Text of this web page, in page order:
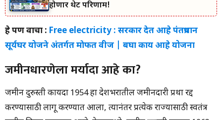
होणार थेट परिणाम!
हे पण वाचा : Free electricity : सरकार देत आहे पंतप्रधान
सूर्यघर योजने अंतर्गत माेफत वीज | बघा काय आहे योजना
जमीनधारणेला मर्यादा आहे का?
जमीन दुरुस्ती कायदा 1954 हा देशभरातील जमीनदारी प्रथा रद्द
करण्यासाठी लागू करण्यात आला, त्यानंतर प्रत्येक राज्यासाठी स्वतंत्र